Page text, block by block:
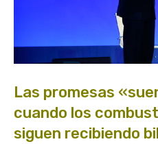
Las promesas
cuando los
siguen recibiendo